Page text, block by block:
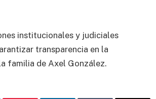
institucionales y judiciales
transparencia en la
familia de Axel González.